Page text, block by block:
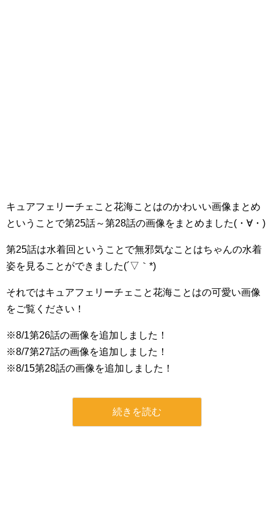
キュアフェリーチェこと花海ことはのかわいい画像まとめ
ということで第25話～第28話の画像をまとめました(・∀・)
第25話は水着回ということで無邪気なことはちゃんの水着
姿を見ることができました(´▽｀*)
それではキュアフェリーチェこと花海ことはの可愛い画像
をご覧ください！
※8/1第26話の画像を追加しました！
※8/7第27話の画像を追加しました！
※8/15第28話の画像を追加しました！
続きを読む